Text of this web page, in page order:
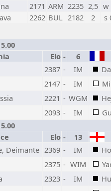
2171 ARM 2235 2,5 w
2262 BUL 2182 2 s
Elo -
6
2387 - IM
2147 - IM
2221 - WGM
2093 - IM
Elo -
13
Deimante 2369 - IM
2375 - WIM
2323 - IM